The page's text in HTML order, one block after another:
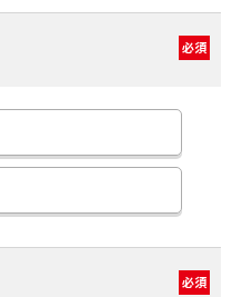
必須
必須